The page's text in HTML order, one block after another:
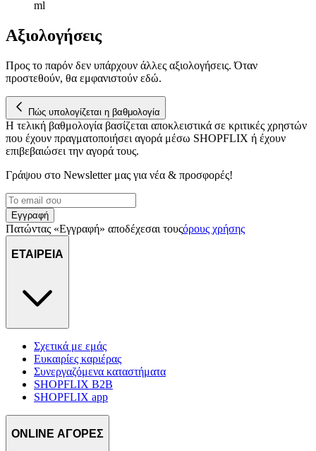
ml
Αξιολογήσεις
Προς το παρόν δεν υπάρχουν άλλες αξιολογήσεις. Όταν
προστεθούν, θα εμφανιστούν εδώ.
Πώς υπολογίζεται η βαθμολογία
Η τελική βαθμολογία βασίζεται αποκλειστικά σε κριτικές χρηστών
που έχουν πραγματοποιήσει αγορά μέσω SHOPFLIX ή έχουν
επιβεβαιώσει την αγορά τους.
Γράψου στο Νewsletter μας για νέα & προσφορές!
Εγγραφή
Πατώντας «Εγγραφή» αποδέχεσαι τουςόρους χρήσης
ΕΤΑΙΡΕΙΑ
Σχετικά με εμάς
Ευκαιρίες καριέρας
Συνεργαζόμενα καταστήματα
SHOPFLIX B2B
SHOPFLIX app
ONLINE ΑΓΟΡΕΣ